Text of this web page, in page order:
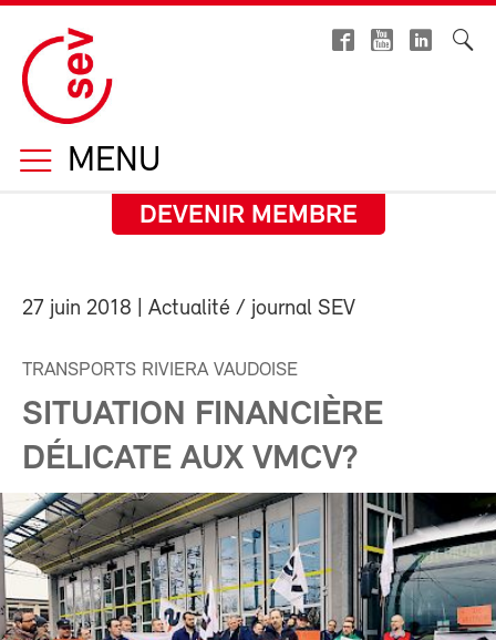
MENU
DEVENIR MEMBRE
27 juin 2018 | Actualité / journal SEV
TRANSPORTS RIVIERA VAUDOISE
SITUATION FINANCIÈRE
DÉLICATE AUX VMCV?